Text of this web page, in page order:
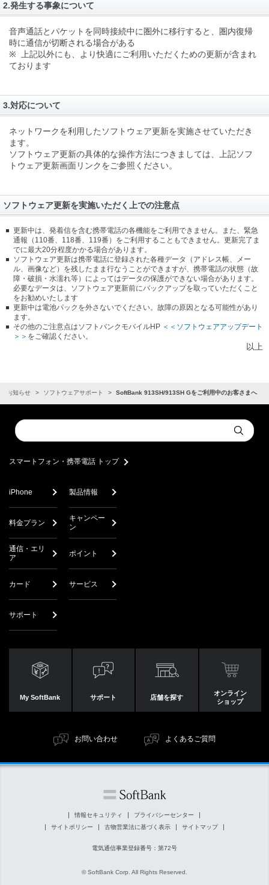
2.発生する事象について
音声通話とパケットを同時接続中に圏外に移行すると、圏内復帰
時に通信が切断される場合がある
※ 上記以外にも、より快適にご利用いただくための更新が含まれ
ております
3.対応について
ネットワークを利用したソフトウェア更新を実施させていただき
ます。
ソフトウェア更新の具体的な操作方法につきましては、上記ソフ
トウェア更新画面リンクをご参照ください。
ソフトウェア更新を実施いただく上での注意点
更新中は、発着信を含む携帯電話の各機能をご利用できません。また、緊急
通報（110番、118番、119番）をご利用することもできません。更新完了ま
でに最大20分程度かかる場合があります。
ソフトウェア更新は携帯電話に登録された各種データ（アドレス帳、メー
ル、画像など）を残したまま行なうことができますが、携帯電話の状態（故
障・破損・水濡れ等）によってはデータの保護ができない場合があります。
必要なデータは、ソフトウェア更新前にバックアップを取っていただくこと
をお勧めいたします
更新中は電池パックを外さないでください。故障の原因となる可能性があり
ます。
その他のご注意点はソフトバンクモバイルHP ＜＜ソフトウェアアップデート
＞＞ をご確認ください。
以上
お知らせ ソフトウェアサポート SoftBank 913SH/913SH Gをご利用中のお客さまへ
Conduct
a
Submit
スマートフォン・携帯電話 トップ
iPhone 製品情報
料金プラン
キャンペー
ン
通信・エリ
ア
ポイント
カード サービス
サポート
My SoftBank サポート 店舗を探す
オンライン
ショップ
お問い合わせ よくあるご質問
情報セキュリティ
プライバシーセンター
サイトポリシー
古物営業法に基づく表示 サイトマップ
電気通信事業登録番号：第72号
© SoftBank Corp. All Rights Reserved.